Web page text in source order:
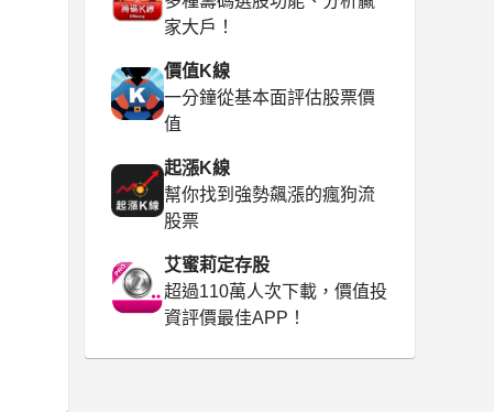
家大戶！
價值K線
一分鐘從基本面評估股票價
值
起漲K線
幫你找到強勢飆漲的瘋狗流
股票
艾蜜莉定存股
超過110萬人次下載，價值投
資評價最佳APP！